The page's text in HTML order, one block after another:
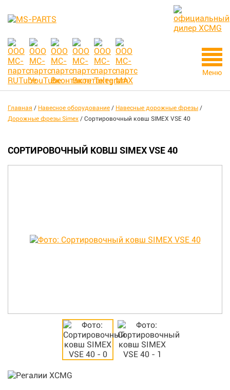
Меню
Главная / Навесное оборудование / Навесные дорожные фрезы /
Дорожные фрезы Simex / Сортировочный ковш SIMEX VSE 40
СОРТИРОВОЧНЫЙ КОВШ SIMEX VSE 40